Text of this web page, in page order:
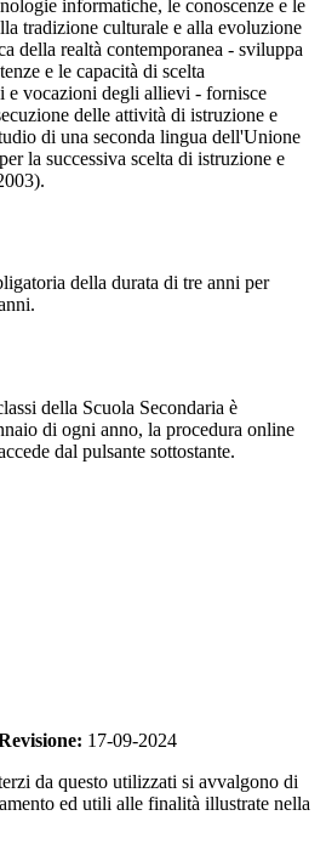
informatiche, le conoscenze e le
tradizione culturale e alla evoluzione
della realtà contemporanea - sviluppa
e le capacità di scelta
e vocazioni degli allievi - fornisce
delle attività di istruzione e
di una seconda lingua dell'Unione
la successiva scelta di istruzione e
della durata di tre anni per
della Scuola Secondaria è
di ogni anno, la procedura online
dal pulsante sottostante.
17-09-2024
da questo utilizzati si avvalgono di
ed utili alle finalità illustrate nella